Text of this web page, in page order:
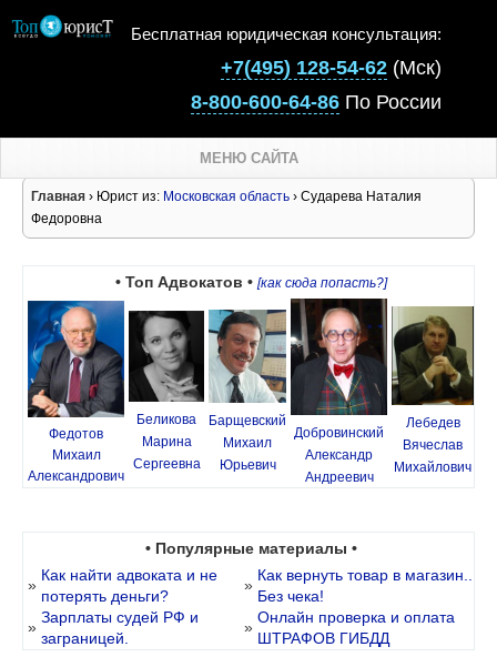
Бесплатная юридическая консультация:
+7(495) 128-54-62 (Мск)
8-800-600-64-86 По России
МЕНЮ САЙТА
Главная › Юрист из: Московская область › Сударева Наталия
Федоровна
• Топ Адвокатов • [как сюда попасть?]
Федотов
Михаил
Александрович
Беликова
Марина
Сергеевна
Барщевский
Михаил
Юрьевич
Добровинский
Александр
Андреевич
Лебедев
Вячеслав
Михайлович
• Популярные материалы •
»
Как найти адвоката и не
потерять деньги?
»
Как вернуть товар в магазин..
Без чека!
»
Зарплаты судей РФ и
заграницей.
»
Онлайн проверка и оплата
ШТРАФОВ ГИБДД